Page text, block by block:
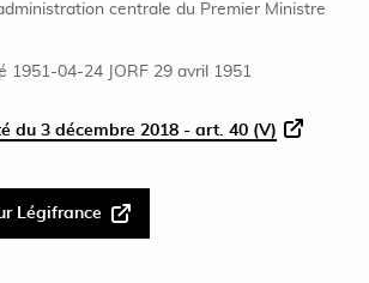
centrale du Premier Ministre
1951-04-24 JORF 29 avril 1951
du 3 décembre 2018 - art. 40 (V)
Légifrance